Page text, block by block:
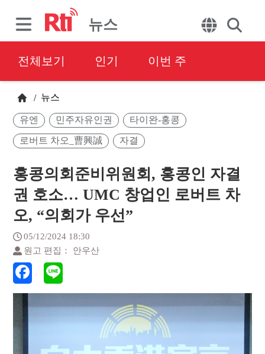
뉴스
전체보기 인기 이번 주
/ 뉴스
유엔 민주자유인권 타이완-홍콩
로버트 차오_曹興誠 자결
홍콩의회준비위원회, 홍콩인 자결
권 호소… UMC 창업인 로버트 차
오, “의회가 우선”
05/12/2024 18:30
원고 편집： 안우산